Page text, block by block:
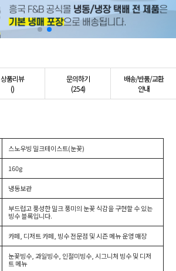
상품리뷰
()
문의하기
(254)
배송/반품/교환
안내
스노우빙 밀크테이스트(눈꽃)
160g
냉동보관
부드럽고 풍성한 밀크 풍미의 눈꽃 식감을 구현할 수 있는
빙수 블록입니다.
카페, 디저트 카페, 빙수 전문점 및 시즌 메뉴 운영 매장
눈꽃빙수, 과일빙수, 인절미빙수, 시그니처 빙수 및 디저
트 메뉴